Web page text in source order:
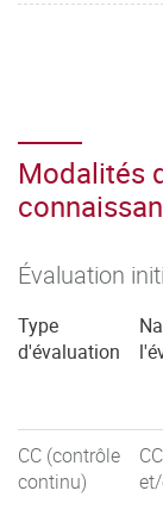
Modalités
Évaluation
Type
d'évaluation
CC (contrôle
continu)